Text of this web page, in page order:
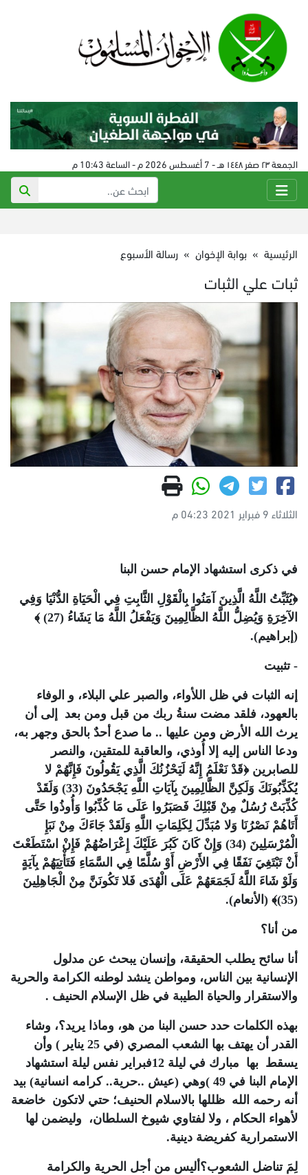
الجمعة ٢٣ صفر ١٤٤٨ هـ - 7 أغسطس 2026 م - الساعة 10:43 م
الرئيسية » بوابة الإخوان » رسالة الأسبوع
ثبات علي الثبات
الثلاثاء 9 فبراير 2021 04:23 م
في ذكرى استشهاد الإمام حسن البنا
﴿يُثَبِّتُ اللَّهُ الَّذِينَ آمَنُوا بِالْقَوْلِ الثَّابِتِ فِي الْحَيَاةِ الدُّنْيَا وَفِي
الآخِرَةِ وَيُضِلُّ اللَّهُ الظَّالِمِينَ وَيَفْعَلُ اللَّهُ مَا يَشَاءُ (27) ﴾
(إبراهيم).
- تثبيت
إنه الثبات في ظل اللأواء، والصبر علي البلاء، و الوفاء
بالعهود، فلقد مضت سنةُ ربك من قبل ومن بعد إلى أن
يرث الله الأرض ومن عليها .. ما صدع أحدٌ بالحق وجهر به،
ودعا الناس إليه إلا أُوذي، والعاقبة للمتقين، والنصر
للصابرين ﴿قَدْ نَعْلَمُ إِنَّهُ لَيَحْزُنُكَ الَّذِي يَقُولُونَ فَإِنَّهُمْ لا
يُكَذِّبُونَكَ وَلَكِنَّ الظَّالِمِينَ بِآيَاتِ اللَّهِ يَجْحَدُونَ (33) وَلَقَدْ
كُذِّبَتْ رُسُلٌ مِنْ قَبْلِكَ فَصَبَرُوا عَلَى مَا كُذِّبُوا وَأُوذُوا حَتَّى
أَتَاهُمْ نَصْرُنَا وَلا مُبَدِّلَ لِكَلِمَاتِ اللَّهِ وَلَقَدْ جَاءَكَ مِنْ نَبَإِ
الْمُرْسَلِينَ (34) وَإِنْ كَانَ كَبُرَ عَلَيْكَ إِعْرَاضُهُمْ فَإِنْ اسْتَطَعْتَ
أَنْ تَبْتَغِيَ نَفَقًا فِي الأَرْضِ أَوْ سُلَّمًا فِي السَّمَاءِ فَتَأْتِيَهُمْ بِآيَةٍ
وَلَوْ شَاءَ اللَّهُ لَجَمَعَهُمْ عَلَى الْهُدَى فَلا تَكُونَنَّ مِنْ الْجَاهِلِينَ
(35)﴾ (الأنعام).
من أنا؟
أنا سائح يطلب الحقيقة، وإنسان يبحث عن مدلول
الإنسانية بين الناس، ومواطن ينشد لوطنه الكرامة والحرية
والاستقرار والحياة الطيبة في ظل الإسلام الحنيف .
بهذه الكلمات حدد حسن البنا من هو، وماذا يريد؟، وشاء
القدر أن يهتف بها الشعب المصري (في 25 يناير ) وأن
يسقط بها مبارك في ليلة 12فبراير نفس ليلة استشهاد
الإمام البنا في 49 )وهي (عيش ..حرية.. كرامه انسانية) بيد
أنه رحمه الله ظللها بالاسلام الحنيف؛ حتي لاتكون خاضعة
لأهواء الحكام ، ولا لفتاوي شيوخ السلطان، وليضمن لها
الاستمرارية كفريضة دينية.
لِمَ تناضل الشعوب؟أليس من أجل الحرية والكرامة